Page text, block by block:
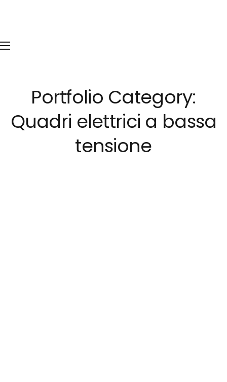
Portfolio Category:
Quadri elettrici a bassa
tensione